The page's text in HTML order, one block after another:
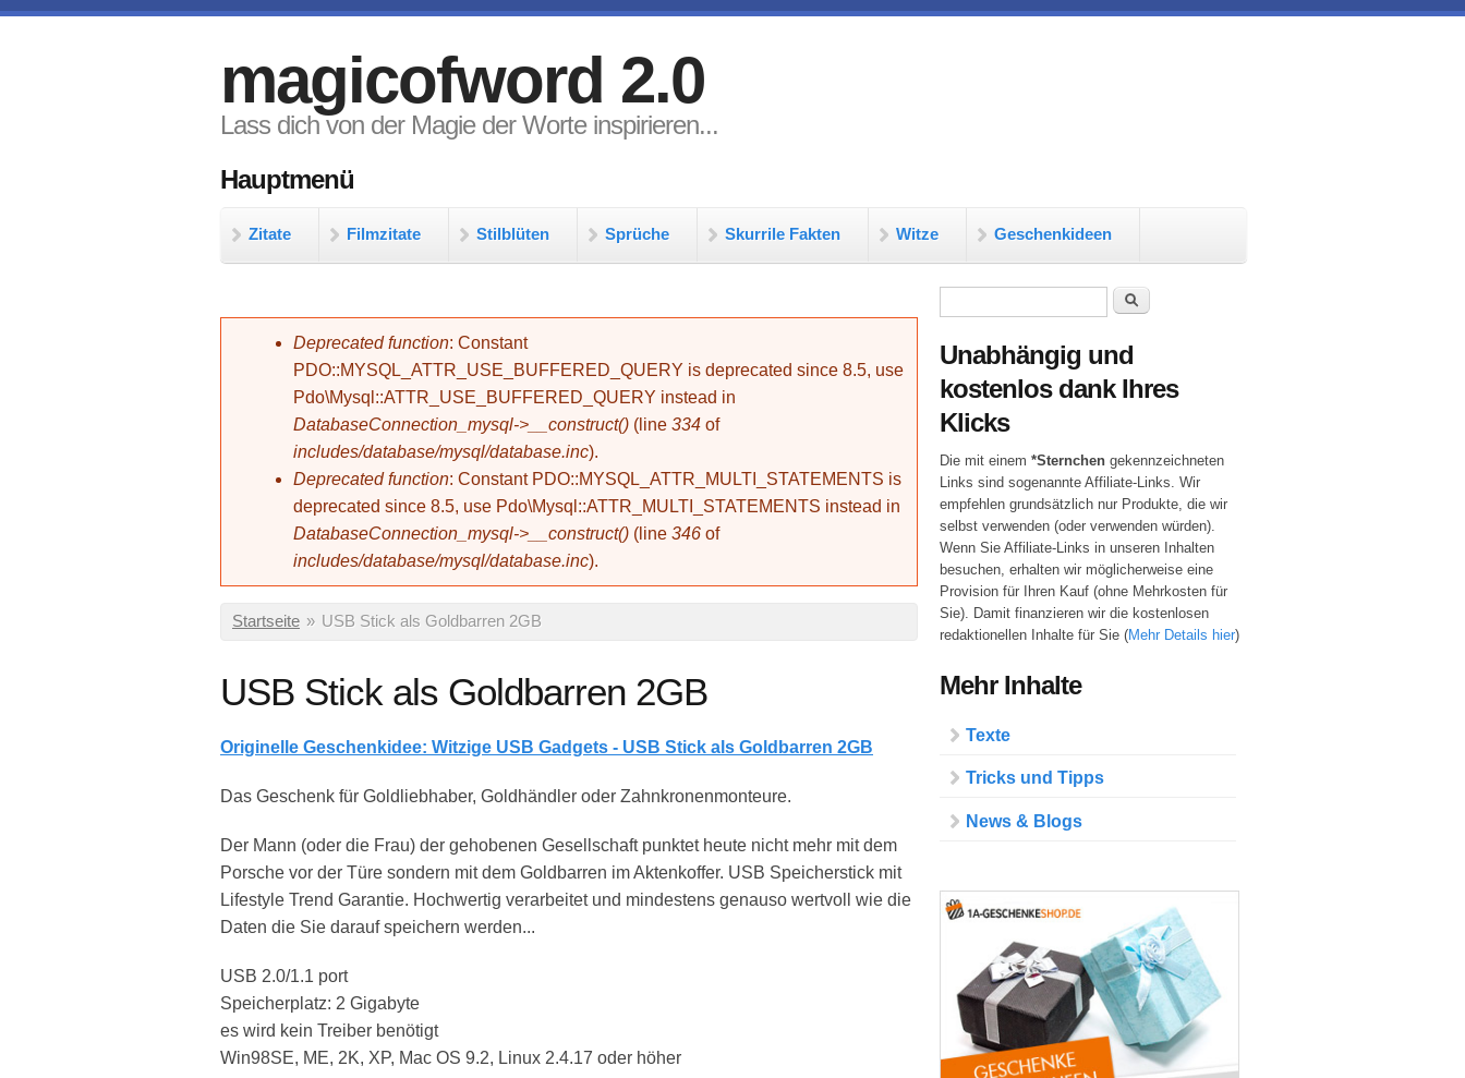
magicofword 2.0
Lass dich von der Magie der Worte inspirieren...
Hauptmenü
Zitate Filmzitate Stilblüten Sprüche Skurrile Fakten Witze Geschenkideen
Fehlermeldung
Deprecated function: Constant
PDO::MYSQL_ATTR_USE_BUFFERED_QUERY is deprecated since 8.5, use
Pdo\Mysql::ATTR_USE_BUFFERED_QUERY instead in
DatabaseConnection_mysql->__construct() (line 334 of
includes/database/mysql/database.inc).
Deprecated function: Constant PDO::MYSQL_ATTR_MULTI_STATEMENTS is
deprecated since 8.5, use Pdo\Mysql::ATTR_MULTI_STATEMENTS instead in
DatabaseConnection_mysql->__construct() (line 346 of
includes/database/mysql/database.inc).
Sie sind hier
Startseite » USB Stick als Goldbarren 2GB
USB Stick als Goldbarren 2GB
Originelle Geschenkidee: Witzige USB Gadgets - USB Stick als Goldbarren 2GB
Das Geschenk für Goldliebhaber, Goldhändler oder Zahnkronenmonteure.
Der Mann (oder die Frau) der gehobenen Gesellschaft punktet heute nicht mehr mit dem
Porsche vor der Türe sondern mit dem Goldbarren im Aktenkoffer. USB Speicherstick mit
Lifestyle Trend Garantie. Hochwertig verarbeitet und mindestens genauso wertvoll wie die
Daten die Sie darauf speichern werden...
USB 2.0/1.1 port
Speicherplatz: 2 Gigabyte
es wird kein Treiber benötigt
Win98SE, ME, 2K, XP, Mac OS 9.2, Linux 2.4.17 oder höher
Suche
Unabhängig und
kostenlos dank Ihres
Klicks
Die mit einem *Sternchen gekennzeichneten
Links sind sogenannte Affiliate-Links. Wir
empfehlen grundsätzlich nur Produkte, die wir
selbst verwenden (oder verwenden würden).
Wenn Sie Affiliate-Links in unseren Inhalten
besuchen, erhalten wir möglicherweise eine
Provision für Ihren Kauf (ohne Mehrkosten für
Sie). Damit finanzieren wir die kostenlosen
redaktionellen Inhalte für Sie (Mehr Details hier)
Mehr Inhalte
Texte
Tricks und Tipps
News & Blogs